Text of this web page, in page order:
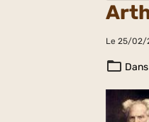
Le 25/02/